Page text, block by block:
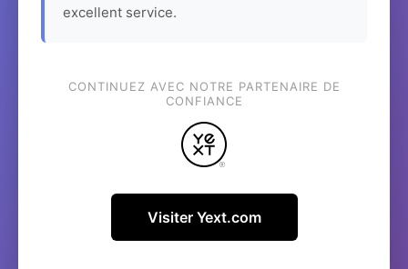
excellent service.
CONTINUEZ AVEC NOTRE PARTENAIRE DE
CONFIANCE
Visiter Yext.com